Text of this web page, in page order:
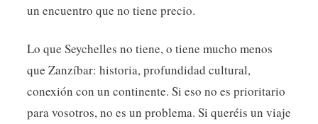
un encuentro que no tiene precio.
Lo que Seychelles no tiene, o tiene mucho menos
que Zanzíbar: historia, profundidad cultural,
conexión con un continente. Si eso no es prioritario
para vosotros, no es un problema. Si queréis un viaje